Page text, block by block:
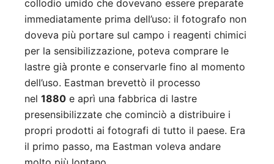
collodio umido che dovevano essere preparate
immediatamente prima dell’uso: il fotografo non
doveva più portare sul campo i reagenti chimici
per la sensibilizzazione, poteva comprare le
lastre già pronte e conservarle fino al momento
dell’uso. Eastman brevettò il processo
nel 1880 e aprì una fabbrica di lastre
presensibilizzate che cominciò a distribuire i
propri prodotti ai fotografi di tutto il paese. Era
il primo passo, ma Eastman voleva andare